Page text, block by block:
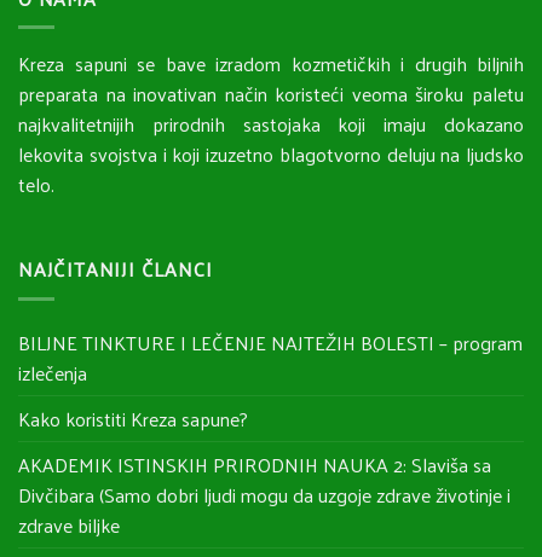
Kreza sapuni se bave izradom kozmetičkih i drugih biljnih
preparata na inovativan način koristeći veoma široku paletu
najkvalitetnijih prirodnih sastojaka koji imaju dokazano
lekovita svojstva i koji izuzetno blagotvorno deluju na ljudsko
telo.
NAJČITANIJI ČLANCI
BILJNE TINKTURE I LEČENJE NAJTEŽIH BOLESTI – program
izlečenja
Kako koristiti Kreza sapune?
AKADEMIK ISTINSKIH PRIRODNIH NAUKA 2: Slaviša sa
Divčibara (Samo dobri ljudi mogu da uzgoje zdrave životinje i
zdrave biljke